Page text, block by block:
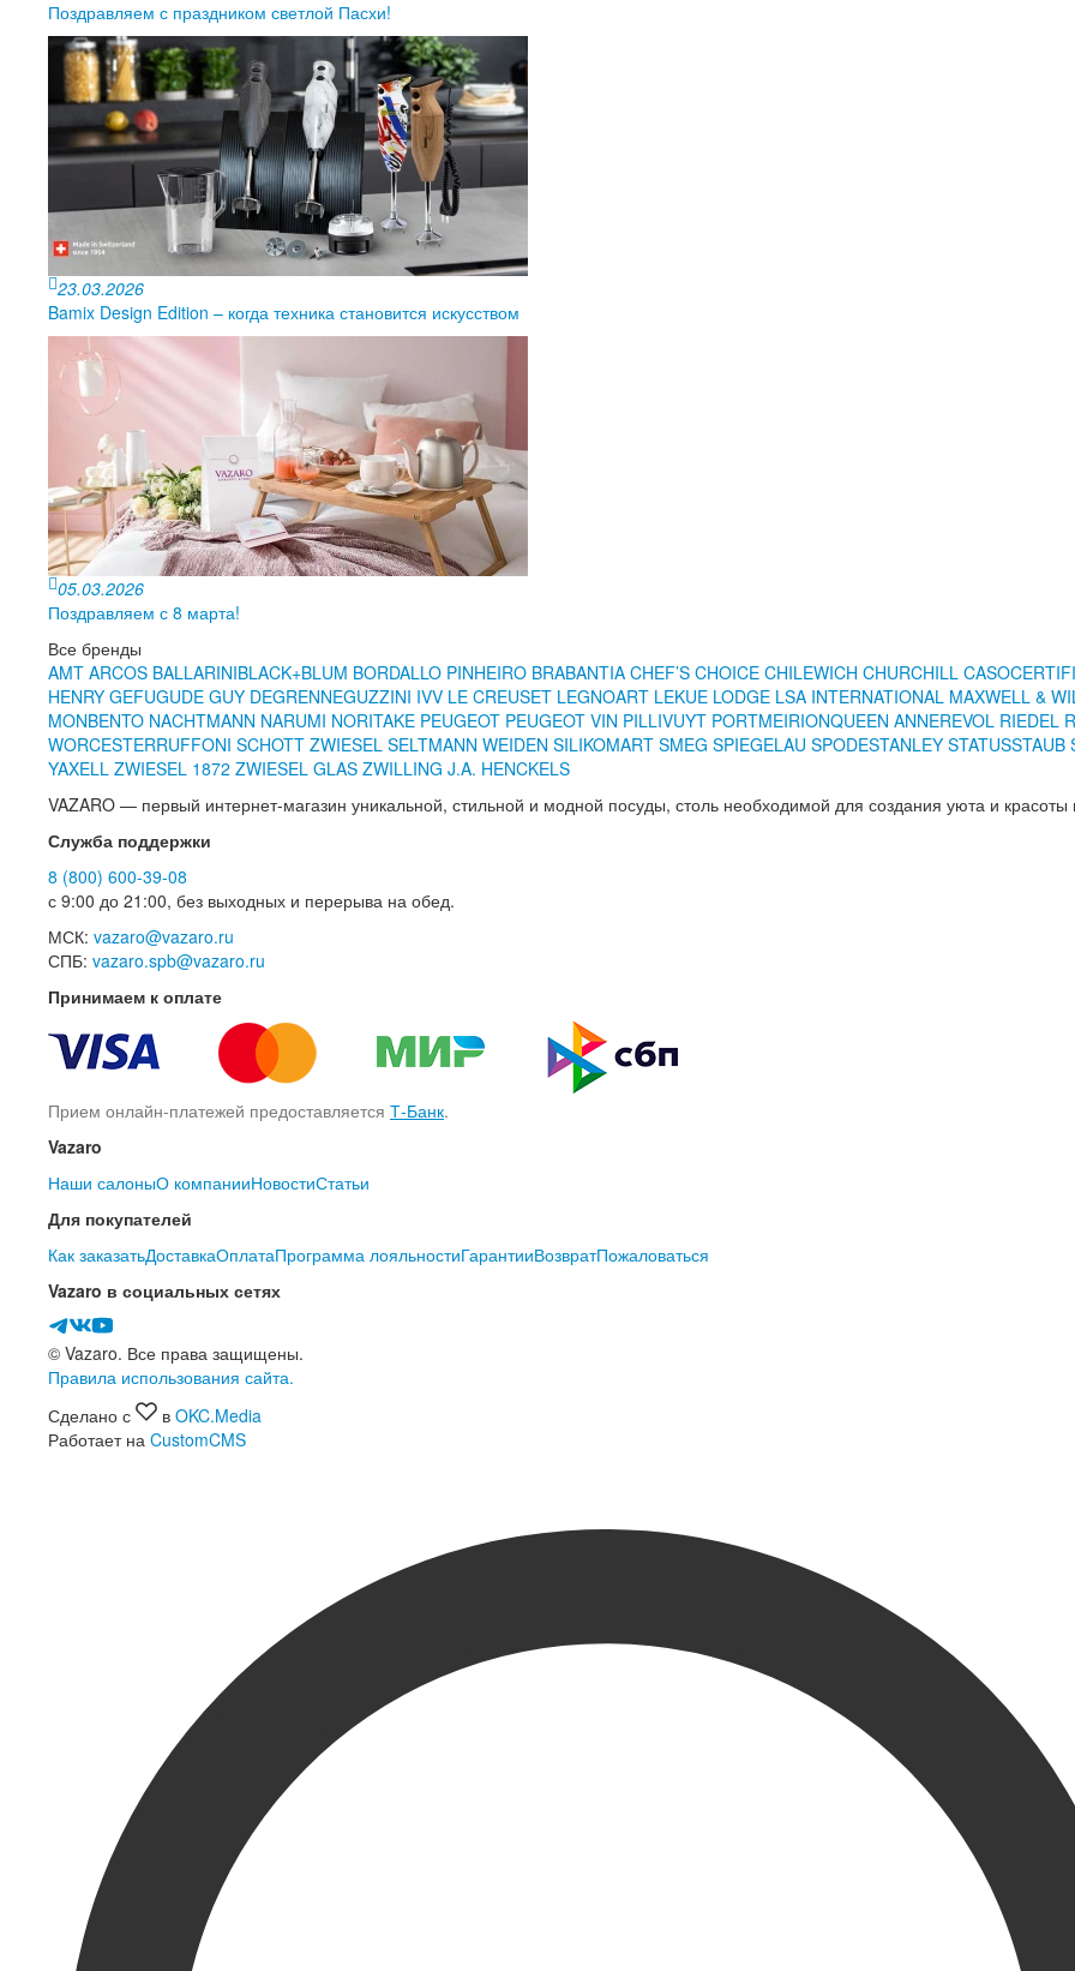
Поздравляем с праздником светлой Пасхи!
23.03.2026
Bamix Design Edition – когда техника становится искусством
05.03.2026
Поздравляем с 8 марта!
Все бренды
AMT ARCOS BALLARINIBLACK+BLUM BORDALLO PINHEIRO BRABANTIA CHEF’S CHOICE CHILEWICH CHURCHILL CASO
HENRY GEFUGUDE GUY DEGRENNEGUZZINI IVV LE CREUSET LEGNOART LEKUE LODGE LSA INTERNATIONAL MAXWELL &
MONBENTO NACHTMANN NARUMI NORITAKE PEUGEOT PEUGEOT VIN PILLIVUYT PORTMEIRIONQUEEN ANNEREVOL RIEDEL
WORCESTERRUFFONI SCHOTT ZWIESEL SELTMANN WEIDEN SILIKOMART SMEG SPIEGELAU SPODESTANLEY STATUSSTAUB
YAXELL ZWIESEL 1872 ZWIESEL GLAS ZWILLING J.A. HENCKELS
VAZARO — первый интернет-магазин уникальной, стильной и модной посуды, столь необходимой для создания уюта и
Служба поддержки
8 (800) 600-39-08
с 9:00 до 21:00, без выходных и перерыва на обед.
МСК: vazaro@vazaro.ru
СПБ: vazaro.spb@vazaro.ru
Принимаем к оплате
Прием онлайн-платежей предоставляется Т-Банк.
Vazaro
Наши салоныО компанииНовостиСтатьи
Для покупателей
Как заказатьДоставкаОплатаПрограмма лояльностиГарантииВозвратПожаловаться
Vazaro в социальных сетях
© Vazaro. Все права защищены.
Правила использования сайта.
Сделано с
в OKC.Media
Работает на CustomCMS